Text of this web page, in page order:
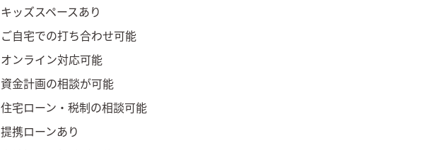
キッズスペースあり
ご自宅での打ち合わせ可能
オンライン対応可能
資金計画の相談が可能
住宅ローン・税制の相談可能
提携ローンあり